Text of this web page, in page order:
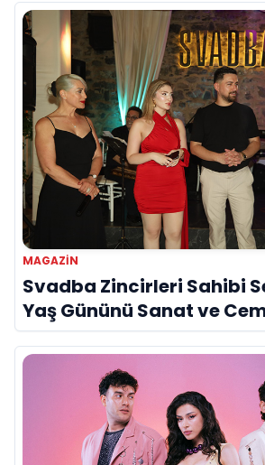
MAGAZIN
Svadba Zincirleri Sahibi
Yaş Gününü Sanat ve
Dünyasının Ünlü